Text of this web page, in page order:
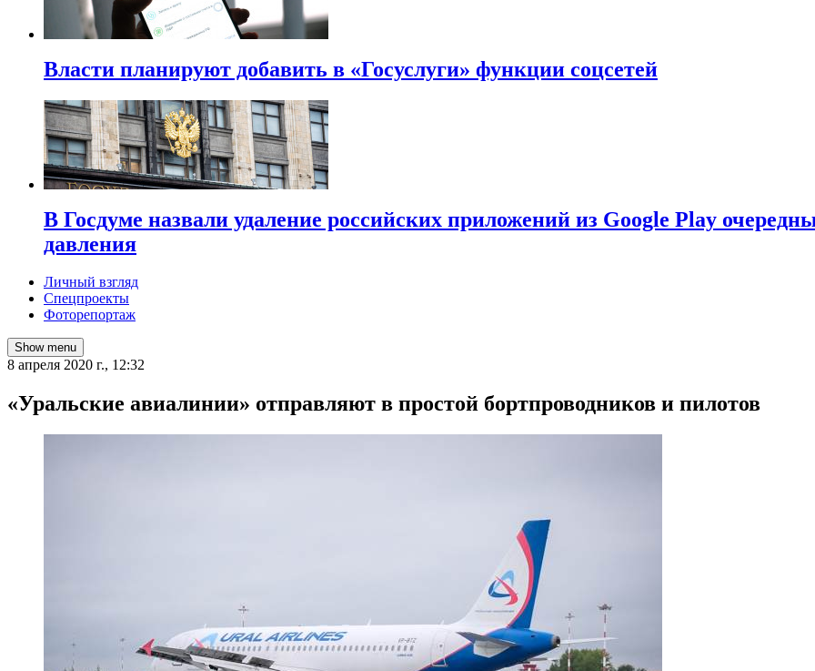
Власти планируют добавить в «Госуслуги» функции соцсетей
В Госдуме назвали удаление российских приложений из Google Play
давления
Личный взгляд
Спецпроекты
Фоторепортаж
Show menu
8 апреля 2020 г., 12:32
«Уральские авиалинии» отправляют в простой бортпроводников и пилотов